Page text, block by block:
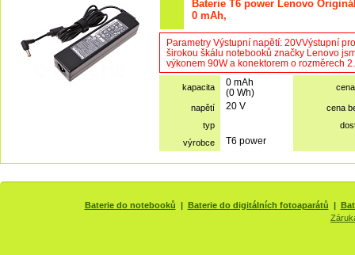
Baterie T6 power Lenovo
0 mAh,
Parametry Výstupní napětí: 20VVýstupní
širokou škálu notebooků značky Lenovo
výkonem 90W a konektorem o rozměrech
kapacita
0 mAh
(0 Wh)
napětí 20 V
cena
typ
výrobce
T6 power
Baterie do notebooků | Baterie do digitálních fotoaparátů |